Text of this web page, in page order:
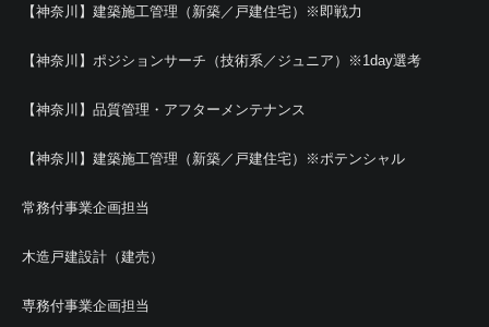
【神奈川】建築施工管理（新築／戸建住宅）※即戦力
【神奈川】ポジションサーチ（技術系／ジュニア）※1day選考
【神奈川】品質管理・アフターメンテナンス
【神奈川】建築施工管理（新築／戸建住宅）※ポテンシャル
常務付事業企画担当
木造戸建設計（建売）
専務付事業企画担当